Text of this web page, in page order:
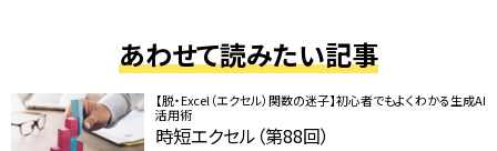
あわせて読みたい記事
【脱・Excel（エクセル）関数の迷子】初心者でもよくわかる生成AI
活用術
時短エクセル（第88回）